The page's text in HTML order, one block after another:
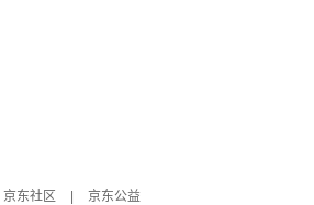
京东社区
京东公益